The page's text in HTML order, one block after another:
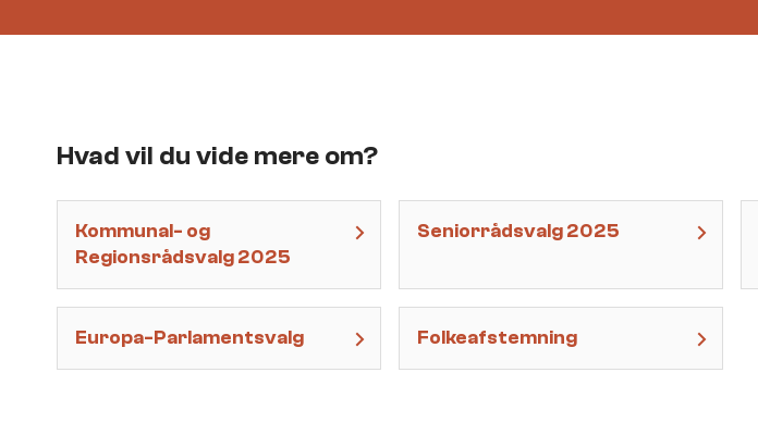
Hvad vil du vide mere om?
Kommunal- og
Regionsrådsvalg 2025
Seniorrådsvalg 2025
Europa-Parlamentsvalg Folkeafstemning